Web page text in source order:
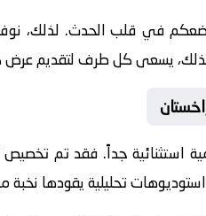
في قلب الحدث. لذلك، نوفر
لذلك، يسعى كل طرف لتقديم
استثنائية جداً. فقد تم
تحليلية يقودها نخبة